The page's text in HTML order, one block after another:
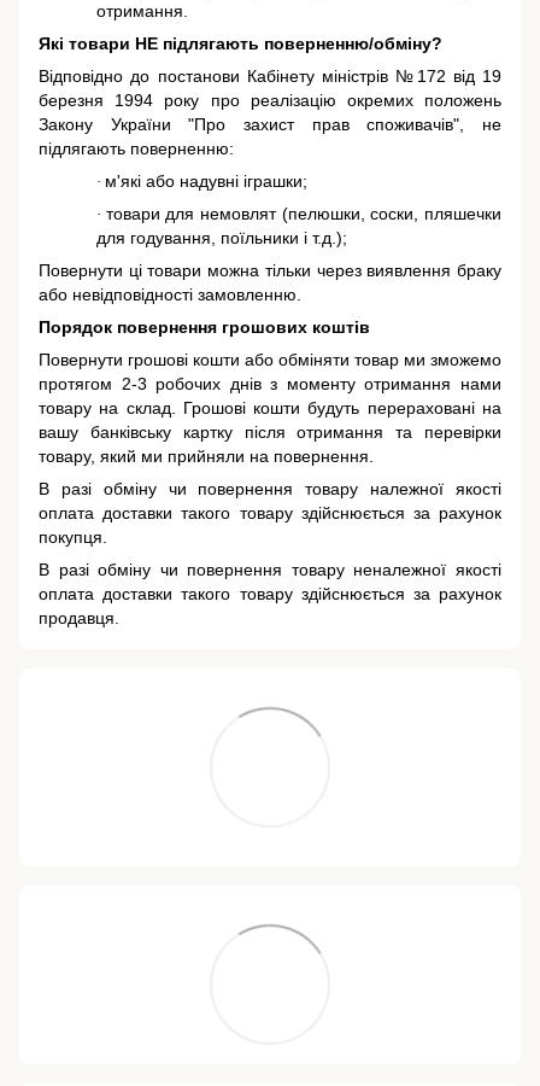
отримання.
Які товари НЕ підлягають поверненню/обміну?
Відповідно до постанови Кабінету міністрів №172 від 19
березня 1994 року про реалізацію окремих положень
Закону України "Про захист прав споживачів", не
підлягають поверненню:
· м'які або надувні іграшки;
· товари для немовлят (пелюшки, соски, пляшечки
для годування, поїльники і т.д.);
Повернути ці товари можна тільки через виявлення браку
або невідповідності замовленню.
Порядок повернення грошових коштів
Повернути грошові кошти або обміняти товар ми зможемо
протягом 2-3 робочих днів з моменту отримання нами
товару на склад. Грошові кошти будуть перераховані на
вашу банківську картку після отримання та перевірки
товару, який ми прийняли на повернення.
В разі обміну чи повернення товару належної якості
оплата доставки такого товару здійснюється за рахунок
покупця.
В разі обміну чи повернення товару неналежної якості
оплата доставки такого товару здійснюється за рахунок
продавця.